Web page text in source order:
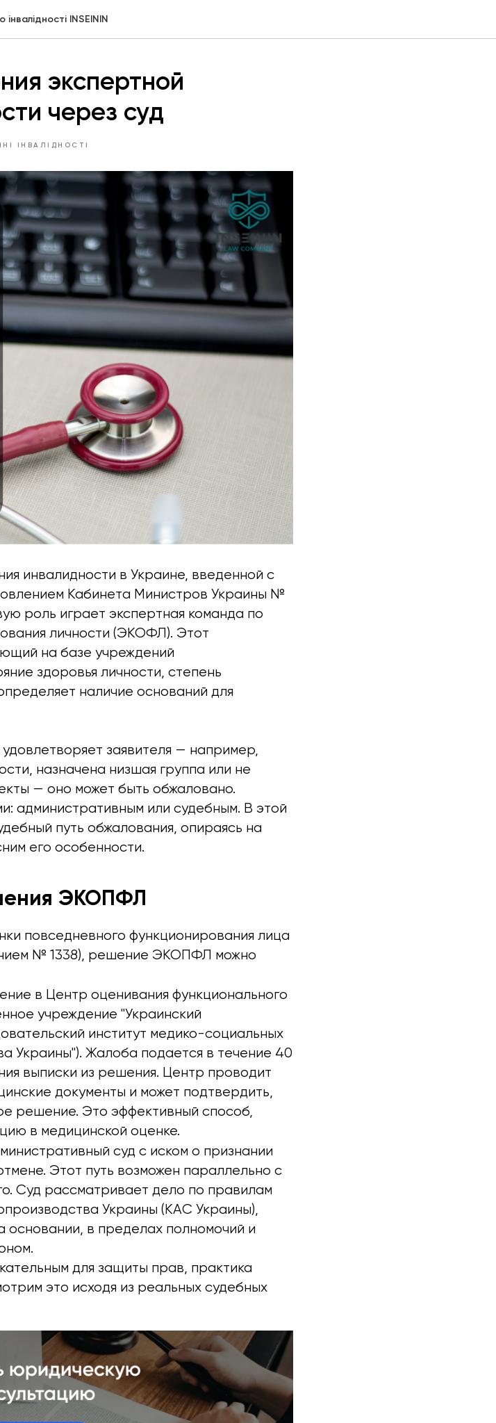
INSEININ
экспертной
через суд
ІНВАЛІДНОСТІ
инвалидности в Украине, введенной с
Кабинета Министров Украины №
роль играет экспертная команда по
личности (ЭКОФЛ). Этот
на базе учреждений
здоровья личности, степень
наличие оснований для
заявителя — например,
назначена низшая группа или не
— оно может быть обжаловано.
административным или судебным. В этой
путь обжалования, опираясь на
его особенности.
ЭКОПФЛ
повседневного функционирования лица
№ 1338), решение ЭКОПФЛ можно
в Центр оценивания функционального
учреждение "Украинский
институт медико-социальных
Украины"). Жалоба подается в течение 40
выписки из решения. Центр проводит
документы и может подтвердить,
решение. Это эффективный способ,
в медицинской оценке.
суд с иском о признании
Этот путь возможен параллельно с
Суд рассматривает дело по правилам
Украины (КАС Украины),
основании, в пределах полномочий и
для защиты прав, практика
это исходя из реальных судебных